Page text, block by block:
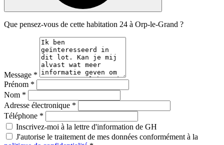
Que pensez-vous de cette habitation 24 à Orp-le-Grand ?
Message *
Prénom *
Nom *
Adresse électronique *
Téléphone *
Inscrivez-moi à la lettre d'information de GH
J'autorise le traitement de mes données conformément à la